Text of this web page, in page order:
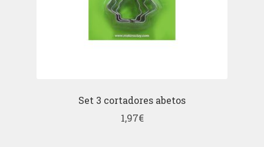
Set 3 cortadores abetos
1,97€